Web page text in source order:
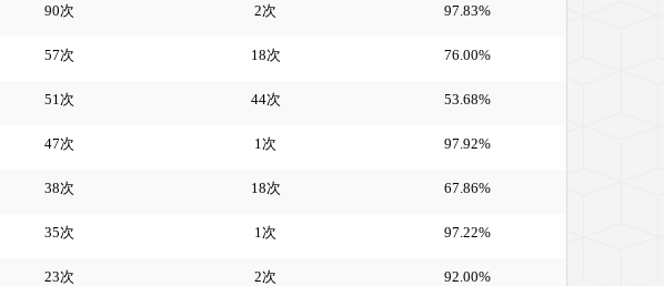
90次 2次 97.83%
57次 18次 76.00%
51次 44次 53.68%
47次 1次 97.92%
38次 18次 67.86%
35次 1次 97.22%
23次 2次 92.00%